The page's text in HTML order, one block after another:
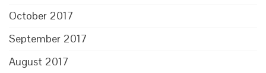
October 2017
September 2017
August 2017